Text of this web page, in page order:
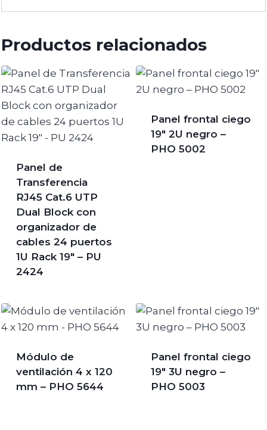
Productos relacionados
Panel de
Transferencia
RJ45 Cat.6 UTP
Dual Block con
organizador de
cables 24 puertos
1U Rack 19″ – PU
2424
Panel frontal ciego
19″ 2U negro –
PHO 5002
Módulo de
ventilación 4 x 120
mm – PHO 5644
Panel frontal ciego
19″ 3U negro –
PHO 5003